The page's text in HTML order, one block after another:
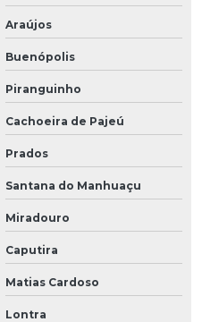
Araújos
Buenópolis
Piranguinho
Cachoeira de Pajeú
Prados
Santana do Manhuaçu
Miradouro
Caputira
Matias Cardoso
Lontra